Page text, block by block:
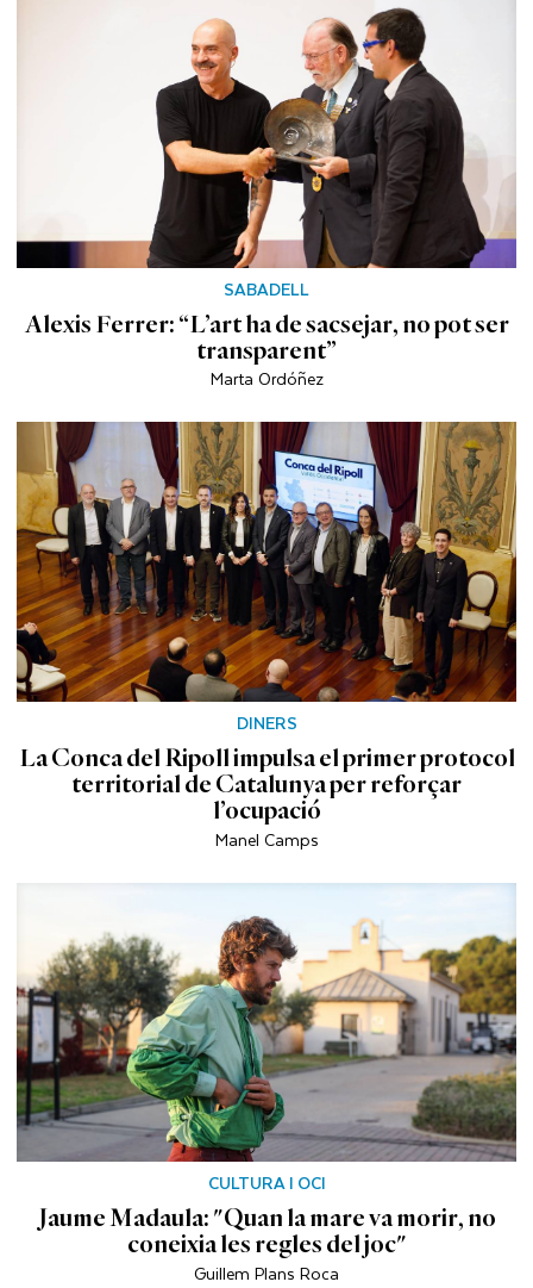
SABADELL
Alexis Ferrer: “L’art ha de sacsejar, no pot ser
transparent”
Marta Ordóñez
DINERS
La Conca del Ripoll impulsa el primer protocol
territorial de Catalunya per reforçar
l’ocupació
Manel Camps
CULTURA I OCI
Jaume Madaula: "Quan la mare va morir, no
coneixia les regles del joc"
Guillem Plans Roca